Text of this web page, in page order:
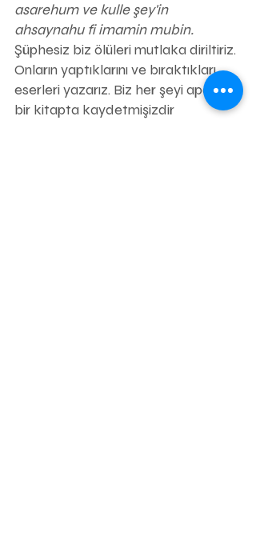
asarehum ve kulle şey'in
ahsaynahu fi imamin mubin.
Şüphesiz biz ölüleri mutlaka diriltiriz.
Onların yaptıklarını ve bıraktıkları
eserleri yazarız. Biz her şeyi apaçık
bir kitapta kaydetmişizdir